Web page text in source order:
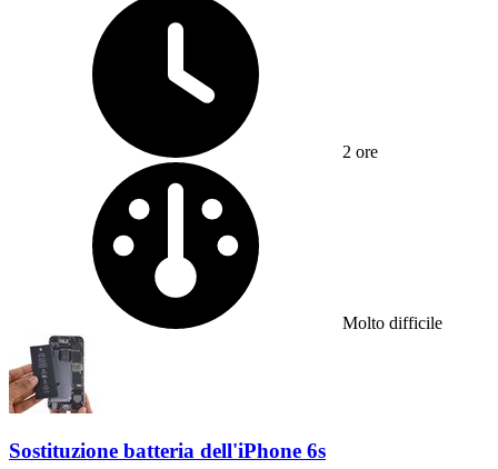
2 ore
Molto difficile
Sostituzione batteria dell'iPhone 6s